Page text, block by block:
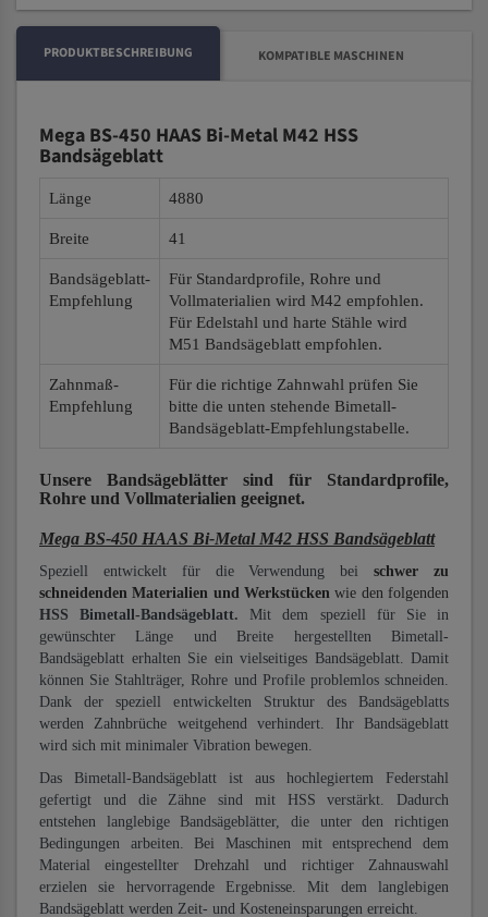
PRODUKTBESCHREIBUNG KOMPATIBLE MASCHINEN
Mega BS-450 HAAS Bi-Metal M42 HSS
Bandsägeblatt
Länge 4880
Breite 41
Bandsägeblatt-
Empfehlung
Für Standardprofile, Rohre und
Vollmaterialien wird M42 empfohlen.
Für Edelstahl und harte Stähle wird
M51 Bandsägeblatt empfohlen.
Zahnmaß-
Empfehlung
Für die richtige Zahnwahl prüfen Sie
bitte die unten stehende Bimetall-
Bandsägeblatt-Empfehlungstabelle.
Unsere Bandsägeblätter sind für Standardprofile,
Rohre und Vollmaterialien geeignet.
Mega BS-450 HAAS Bi-Metal M42 HSS Bandsägeblatt
Speziell entwickelt für die Verwendung beischwer zu
schneidenden Materialien und Werkstücken wie den folgenden
HSS Bimetall-Bandsägeblatt. Mit dem speziell für Sie in
gewünschter Länge und Breite hergestellten Bimetall-
Bandsägeblatt erhalten Sie ein vielseitiges Bandsägeblatt. Damit
können Sie Stahlträger, Rohre und Profile problemlos schneiden.
Dank der speziell entwickelten Struktur des Bandsägeblatts
werden Zahnbrüche weitgehend verhindert. Ihr Bandsägeblatt
wird sich mit minimaler Vibration bewegen.
Das Bimetall-Bandsägeblatt ist aus hochlegiertem Federstahl
gefertigt und die Zähne sind mit HSS verstärkt. Dadurch
entstehen langlebige Bandsägeblätter, die unter den richtigen
Bedingungen arbeiten. Bei Maschinen mit entsprechend dem
Material eingestellter Drehzahl und richtiger Zahnauswahl
erzielen sie hervorragende Ergebnisse. Mit dem langlebigen
Bandsägeblatt werden Zeit- und Kosteneinsparungen erreicht.